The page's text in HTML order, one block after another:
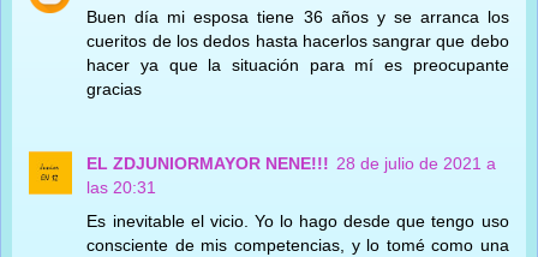
Buen día mi esposa tiene 36 años y se arranca los
cueritos de los dedos hasta hacerlos sangrar que debo
hacer ya que la situación para mí es preocupante
gracias
EL ZDJUNIORMAYOR NENE!!! 28 de julio de 2021 a
las 20:31
Es inevitable el vicio. Yo lo hago desde que tengo uso
consciente de mis competencias, y lo tomé como una